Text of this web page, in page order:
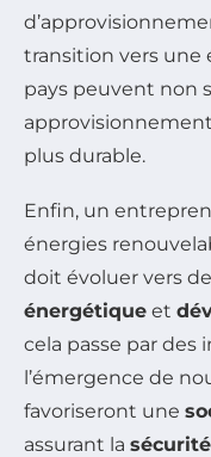
transition vers une
pays peuvent non
plus durable.
Enfin, un
énergies
doit évoluer vers
énergétique et
cela passe par des
l’émergence de
favoriseront une
assurant la